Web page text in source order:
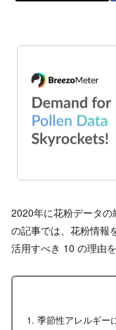
2020年に花粉データの
の記事では、花粉情報
活用すべき 10 の理由
季節性アレルギー